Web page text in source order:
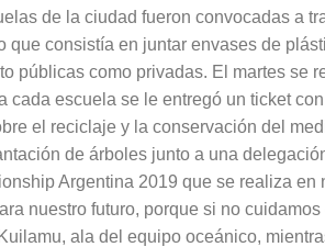
de la ciudad fueron convocadas a
que consistía en juntar envases de
públicas como privadas. El martes se
cada escuela se le entregó un ticket
el reciclaje y la conservación del
de árboles junto a una
Argentina 2019 que se realiza
nuestro futuro, porque si no
ala del equipo oceánico,